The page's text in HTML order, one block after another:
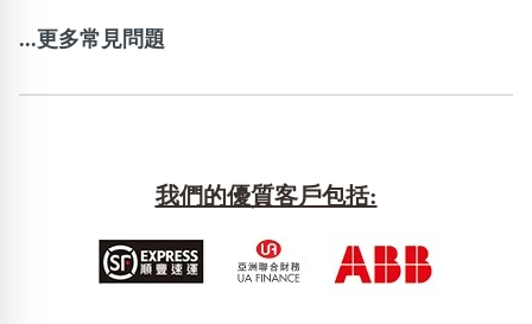
...更多常見問題
我們的優質客戶包括: